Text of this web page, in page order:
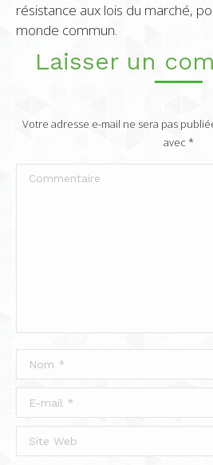
résistance aux lois du marché,
monde commun.
Laisser un
Votre adresse e-mail ne sera pas
avec *
Commentaire
Nom *
E-mail *
Site Web